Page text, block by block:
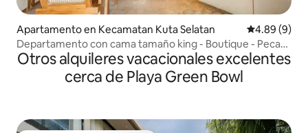
Apartamento en Kecamatan Kuta Selatan Calificación
4.89 (9)
Departamento con cama tamaño king - Boutique - Pecatu
Uluwatu 2B
Otros alquileres vacacionales excelentes
cerca de Playa Green Bowl